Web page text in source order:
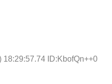
18:29:57.74 ID:KbofQn++0